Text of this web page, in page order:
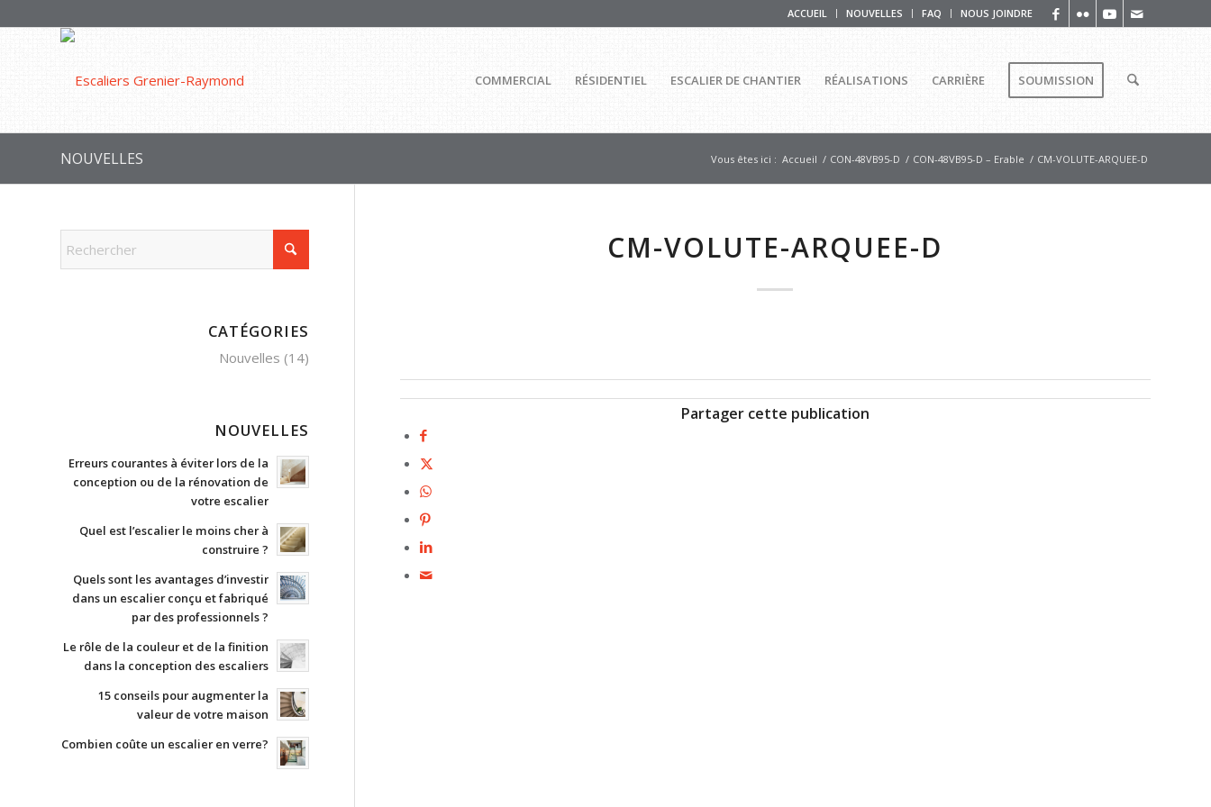
ACCUEIL NOUVELLES FAQ NOUS JOINDRE
COMMERCIAL RÉSIDENTIEL ESCALIER DE CHANTIER RÉALISATIONS CARRIÈRE SOUMISSION
NOUVELLES Vous êtes ici : Accueil / CON-48VB95-D / CON-48VB95-D – Erable / CM-VOLUTE-ARQUEE-D
CM-VOLUTE-ARQUEE-D
Partager cette publication
CATÉGORIES
Nouvelles (14)
NOUVELLES
Erreurs courantes à éviter lors de la
conception ou de la rénovation de
votre escalier
Quel est l’escalier le moins cher à
construire ?
Quels sont les avantages d’investir
dans un escalier conçu et fabriqué
par des professionnels ?
Le rôle de la couleur et de la finition
dans la conception des escaliers
15 conseils pour augmenter la
valeur de votre maison
Combien coûte un escalier en verre?